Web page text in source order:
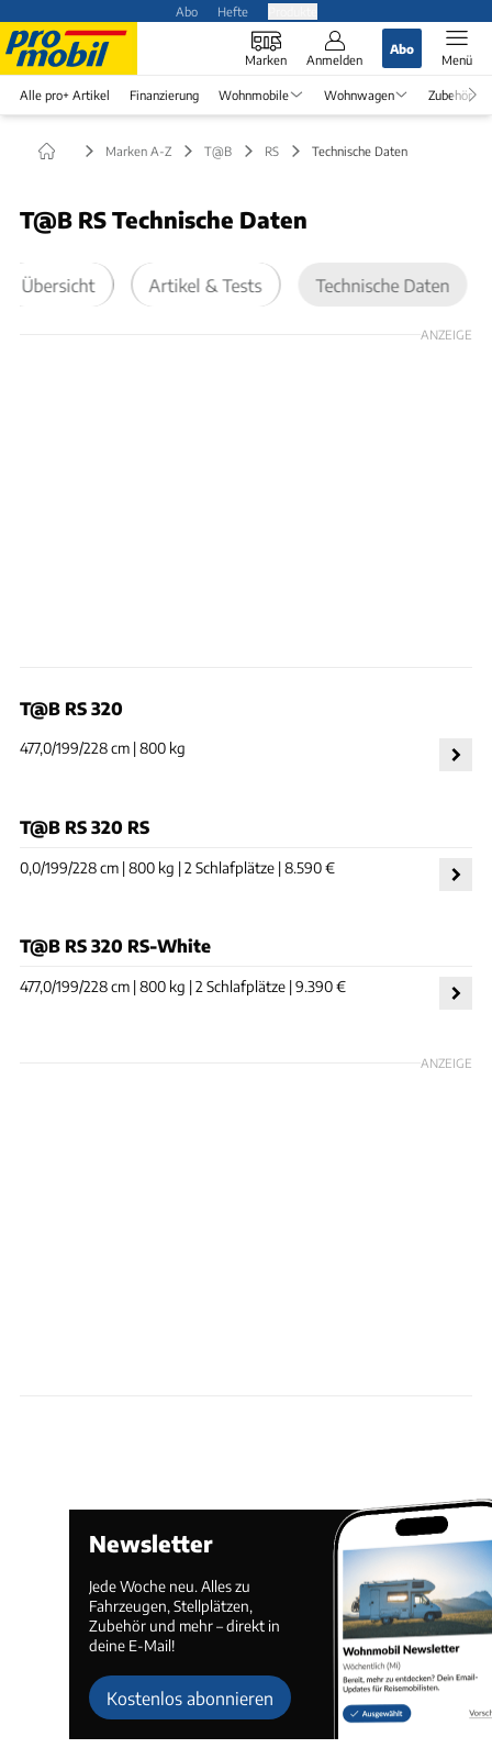
Abo Hefte
Marken Anmelden
Abo
Menü
Alle pro+ Artikel Finanzierung Wohnmobile Wohnwagen Zubehör
Marken A-Z T@B RS Technische Daten
T@B RS Technische Daten
Übersicht Artikel & Tests Technische Daten
ANZEIGE
T@B RS 320
477,0/199/228 cm | 800 kg
T@B RS 320 RS
0,0/199/228 cm | 800 kg | 2 Schlafplätze | 8.590 €
T@B RS 320 RS-White
477,0/199/228 cm | 800 kg | 2 Schlafplätze | 9.390 €
ANZEIGE
Newsletter
Jede Woche neu. Alles zu
Fahrzeugen, Stellplätzen,
Zubehör und mehr – direkt in
deine E-Mail!
Kostenlos abonnieren